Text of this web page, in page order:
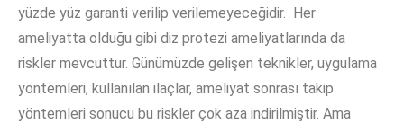
yüzde yüz garanti verilip verilemeyeceğidir. Her
ameliyatta olduğu gibi diz protezi ameliyatlarında da
riskler mevcuttur. Günümüzde gelişen teknikler, uygulama
yöntemleri, kullanılan ilaçlar, ameliyat sonrası takip
yöntemleri sonucu bu riskler çok aza indirilmiştir. Ama